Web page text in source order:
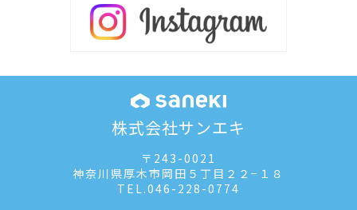
株式会社サンエキ
〒243-0021
神奈川県厚木市岡田５丁目２２−１８
TEL.046-228-0774